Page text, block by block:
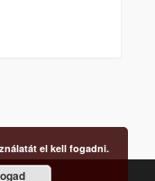
el kell fogadni.